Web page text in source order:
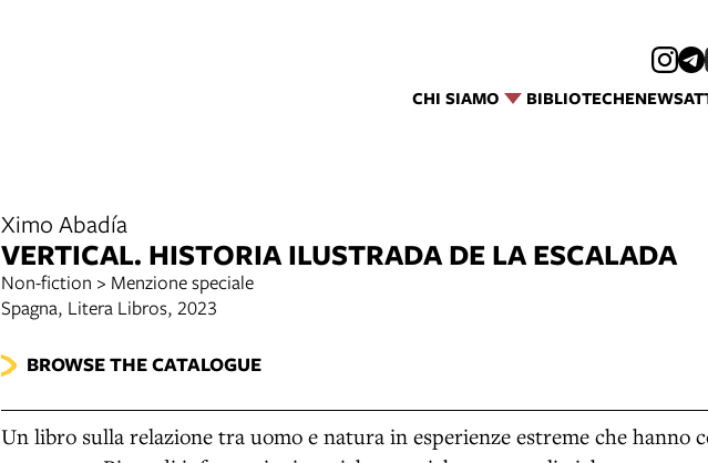
CHI SIAMO BIBLIOTECHENEWS
Ximo Abadía
VERTICAL. HISTORIA ILUSTRADA DE LA ESCALADA
Non-fiction > Menzione speciale
Spagna, Litera Libros, 2023
BROWSE THE CATALOGUE
Un libro sulla relazione tra uomo e natura in esperienze estreme che hanno